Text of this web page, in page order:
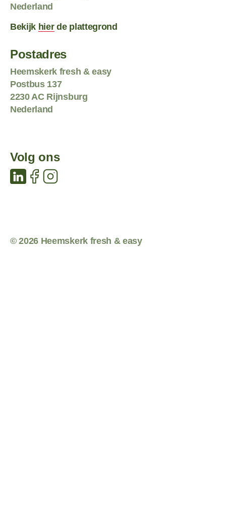
Nederland
Bekijk hierde plattegrond
Postadres
Heemskerk fresh & easy
Postbus 137
2230 AC Rijnsburg
Nederland
Volg ons
© 2026 Heemskerk fresh & easy